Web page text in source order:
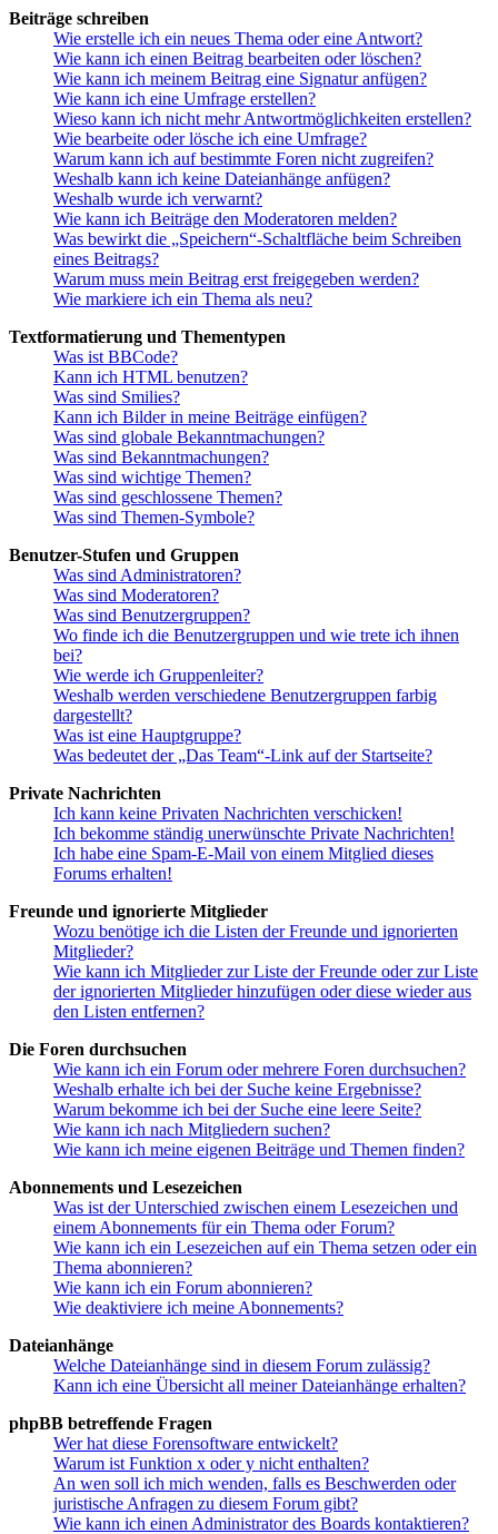
Beiträge schreiben
Wie erstelle ich ein neues Thema oder eine Antwort?
Wie kann ich einen Beitrag bearbeiten oder löschen?
Wie kann ich meinem Beitrag eine Signatur anfügen?
Wie kann ich eine Umfrage erstellen?
Wieso kann ich nicht mehr Antwortmöglichkeiten erstellen?
Wie bearbeite oder lösche ich eine Umfrage?
Warum kann ich auf bestimmte Foren nicht zugreifen?
Weshalb kann ich keine Dateianhänge anfügen?
Weshalb wurde ich verwarnt?
Wie kann ich Beiträge den Moderatoren melden?
Was bewirkt die „Speichern“-Schaltfläche beim Schreiben
eines Beitrags?
Warum muss mein Beitrag erst freigegeben werden?
Wie markiere ich ein Thema als neu?
Textformatierung und Thementypen
Was ist BBCode?
Kann ich HTML benutzen?
Was sind Smilies?
Kann ich Bilder in meine Beiträge einfügen?
Was sind globale Bekanntmachungen?
Was sind Bekanntmachungen?
Was sind wichtige Themen?
Was sind geschlossene Themen?
Was sind Themen-Symbole?
Benutzer-Stufen und Gruppen
Was sind Administratoren?
Was sind Moderatoren?
Was sind Benutzergruppen?
Wo finde ich die Benutzergruppen und wie trete ich ihnen
bei?
Wie werde ich Gruppenleiter?
Weshalb werden verschiedene Benutzergruppen farbig
dargestellt?
Was ist eine Hauptgruppe?
Was bedeutet der „Das Team“-Link auf der Startseite?
Private Nachrichten
Ich kann keine Privaten Nachrichten verschicken!
Ich bekomme ständig unerwünschte Private Nachrichten!
Ich habe eine Spam-E-Mail von einem Mitglied dieses
Forums erhalten!
Freunde und ignorierte Mitglieder
Wozu benötige ich die Listen der Freunde und ignorierten
Mitglieder?
Wie kann ich Mitglieder zur Liste der Freunde oder zur Liste
der ignorierten Mitglieder hinzufügen oder diese wieder aus
den Listen entfernen?
Die Foren durchsuchen
Wie kann ich ein Forum oder mehrere Foren durchsuchen?
Weshalb erhalte ich bei der Suche keine Ergebnisse?
Warum bekomme ich bei der Suche eine leere Seite?
Wie kann ich nach Mitgliedern suchen?
Wie kann ich meine eigenen Beiträge und Themen finden?
Abonnements und Lesezeichen
Was ist der Unterschied zwischen einem Lesezeichen und
einem Abonnements für ein Thema oder Forum?
Wie kann ich ein Lesezeichen auf ein Thema setzen oder ein
Thema abonnieren?
Wie kann ich ein Forum abonnieren?
Wie deaktiviere ich meine Abonnements?
Dateianhänge
Welche Dateianhänge sind in diesem Forum zulässig?
Kann ich eine Übersicht all meiner Dateianhänge erhalten?
phpBB betreffende Fragen
Wer hat diese Forensoftware entwickelt?
Warum ist Funktion x oder y nicht enthalten?
An wen soll ich mich wenden, falls es Beschwerden oder
juristische Anfragen zu diesem Forum gibt?
Wie kann ich einen Administrator des Boards kontaktieren?